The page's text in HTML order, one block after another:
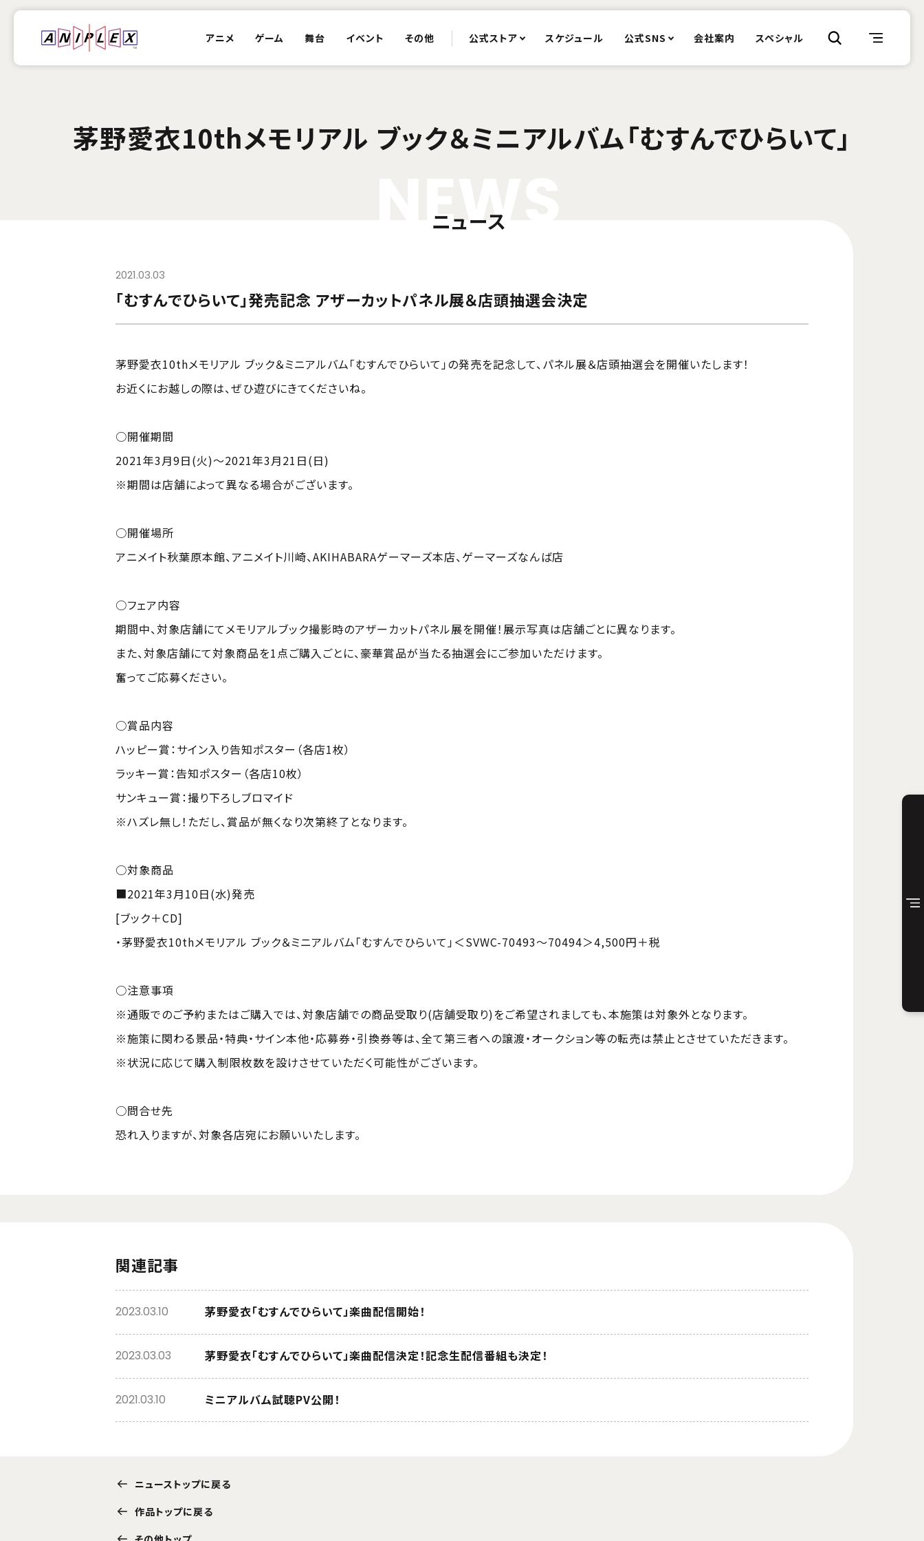
アニメ ゲーム 舞台 イベント その他 公式ストア スケジュール 公式SNS 会社案内 スペシャル
茅野愛衣10thメモリアル ブック＆ミニアルバム「むすんでひらいて」
EW
ニュース
2021.03.03
「むすんでひらいて」発売記念 アザーカットパネル展＆店頭抽選会決定
茅野愛衣10thメモリアル ブック＆ミニアルバム「むすんでひらいて」の発売を記念して、パネル展＆店頭抽選会を開催いたします！
お近くにお越しの際は、ぜひ遊びにきてくださいね。
○開催期間
2021年3月9日(火)～2021年3月21日(日)
※期間は店舗によって異なる場合がございます。
○開催場所
アニメイト秋葉原本館、アニメイト川崎、AKIHABARAゲーマーズ本店、ゲーマーズなんば店
○フェア内容
期間中、対象店舗にてメモリアルブック撮影時のアザーカットパネル展を開催！展示写真は店舗ごとに異なります。
また、対象店舗にて対象商品を1点ご購入ごとに、豪華賞品が当たる抽選会にご参加いただけます。
奮ってご応募ください。
○賞品内容
ハッピー賞：サイン入り告知ポスター（各店1枚）
ラッキー賞：告知ポスター（各店10枚）
サンキュー賞：撮り下ろしブロマイド
※ハズレ無し！ただし、賞品が無くなり次第終了となります。
○対象商品
■2021年3月10日(水)発売
[ブック＋CD]
・茅野愛衣10thメモリアル ブック＆ミニアルバム「むすんでひらいて」＜SVWC-70493～70494＞4,500円＋税
○注意事項
※通販でのご予約またはご購入では、対象店舗での商品受取り(店舗受取り)をご希望されましても、本施策は対象外となります。
※施策に関わる景品・特典・サイン本他・応募券・引換券等は、全て第三者への譲渡・オークション等の転売は禁止とさせていただきます。
※状況に応じて購入制限枚数を設けさせていただく可能性がございます。
○問合せ先
恐れ入りますが、対象各店宛にお願いいたします。
関連記事
茅野愛衣「むすんでひらいて」楽曲配信開始！
2023.03.10
茅野愛衣「むすんでひらいて」楽曲配信決定！記念生配信番組も決定！
2023.03.03
ミニアルバム試聴PV公開！
2021.03.10
ニューストップに戻る
作品トップに戻る